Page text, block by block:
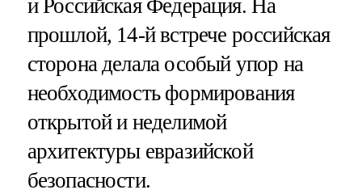
и Российская Федерация. На
прошлой, 14-й встрече российская
сторона делала особый упор на
необходимость формирования
открытой и неделимой
архитектуры евразийской
безопасности.